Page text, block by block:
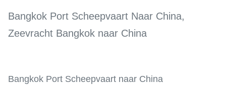
Bangkok Port Scheepvaart Naar China,
Zeevracht Bangkok naar China
Bangkok Port Scheepvaart naar China